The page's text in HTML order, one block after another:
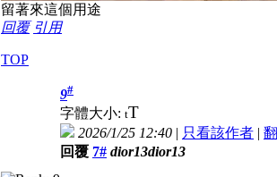
留著來這個用途
回覆 引用
TOP
9#
字體大小: tT
2026/1/25 12:40 | 只看該作者 |
回覆 7# dior13dior13